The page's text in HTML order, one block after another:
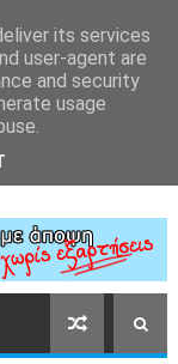
its services
user-agent are
and security
usage